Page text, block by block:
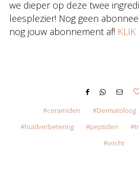
we dieper op deze twee
leesplezier! Nog geen
nog jouw abonnement af! KLIK
ceramiden Dermatoloog
huidverbetering
peptiden
vocht